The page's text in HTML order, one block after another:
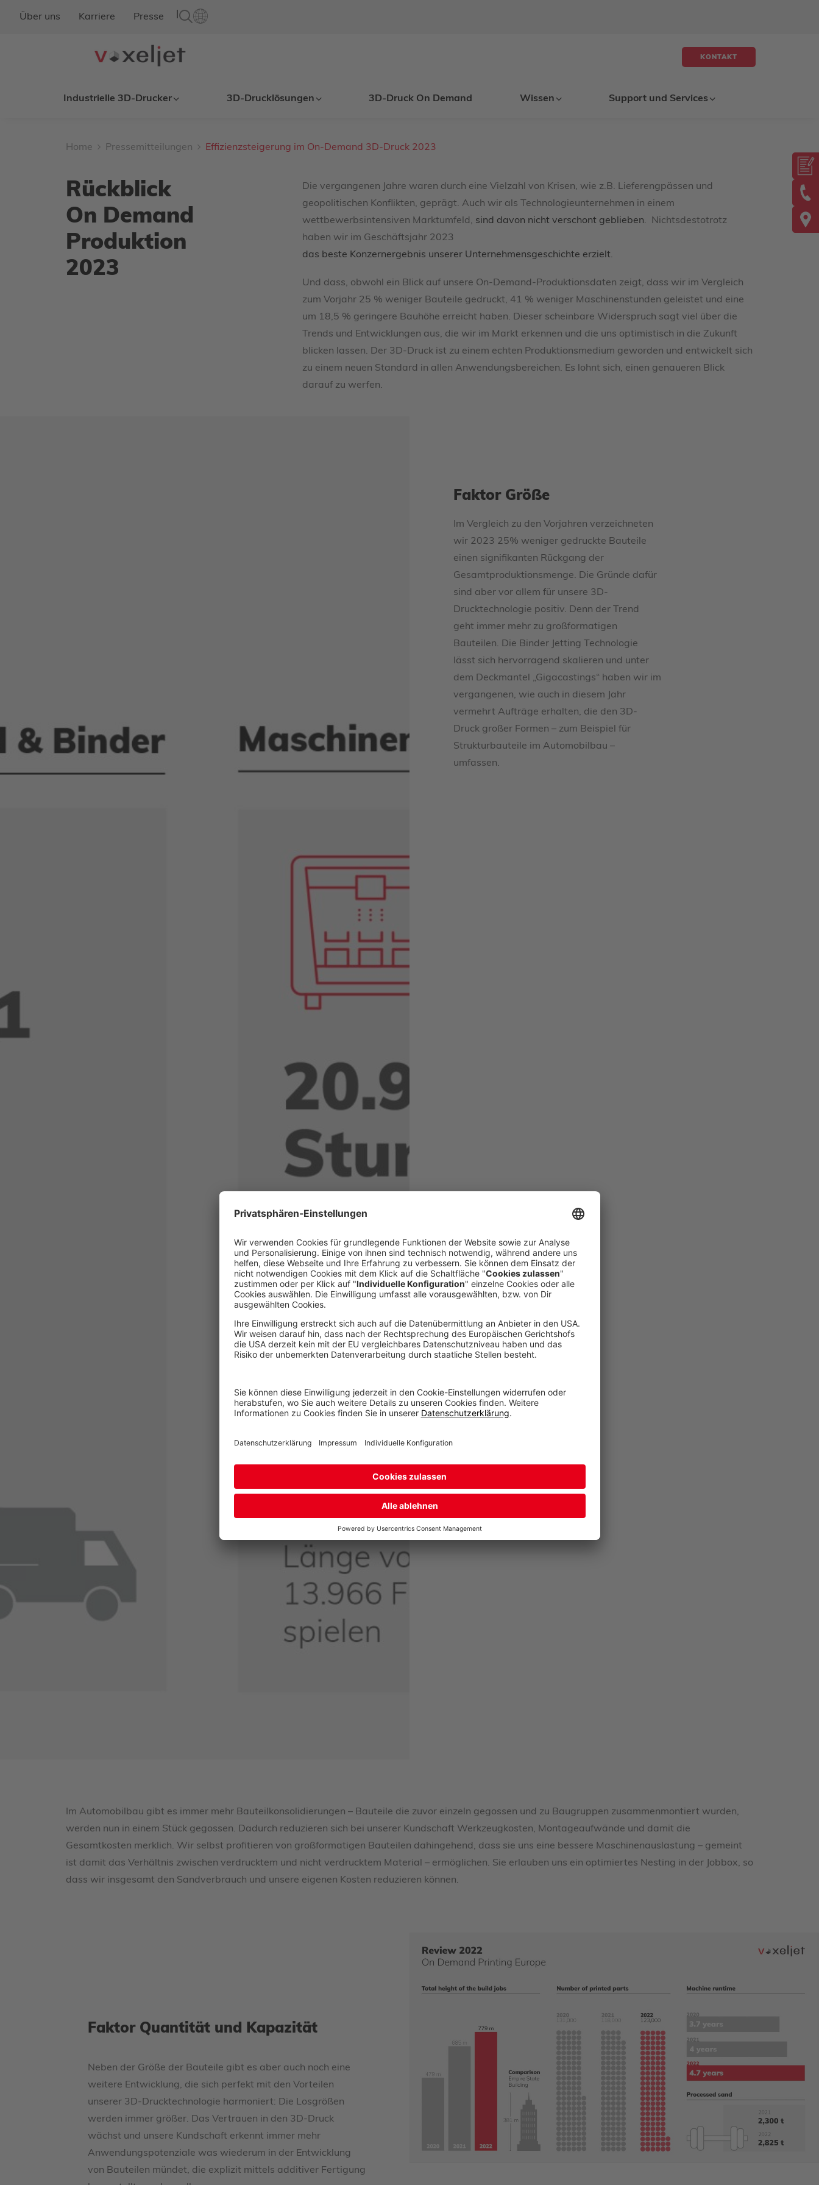
Über uns Karriere Presse
Industrielle 3D-Drucker 3D-Drucklösungen 3D-Druck On Demand Wissen Support und Services
KONTAKT
Home Pressemitteilungen Effizienzsteigerung im On-Demand 3D-Druck 2023
Rückblick
On Demand
Produktion
2023
Die vergangenen Jahre waren durch eine Vielzahl von Krisen, wie z.B. Lieferengpässen und
geopolitischen Konflikten, geprägt. Auch wir als Technologieunternehmen in einem
wettbewerbsintensiven Marktumfeld, sind davon nicht verschont geblieben. Nichtsdestotrotz
haben wir im Geschäftsjahr 2023
das beste Konzernergebnis unserer Unternehmensgeschichte erzielt.
Und dass, obwohl ein Blick auf unsere On-Demand-Produktionsdaten zeigt, dass wir im Vergleich
zum Vorjahr 25 % weniger Bauteile gedruckt, 41 % weniger Maschinenstunden geleistet und eine
um 18,5 % geringere Bauhöhe erreicht haben. Dieser scheinbare Widerspruch sagt viel über die
Trends und Entwicklungen aus, die wir im Markt erkennen und die uns optimistisch in die Zukunft
blicken lassen. Der 3D-Druck ist zu einem echten Produktionsmedium geworden und entwickelt sich
zu einem neuen Standard in allen Anwendungsbereichen. Es lohnt sich, einen genaueren Blick
darauf zu werfen.
Faktor Größe
Im Vergleich zu den Vorjahren verzeichneten
wir 2023 25% weniger gedruckte Bauteile
einen signifikanten Rückgang der
Gesamtproduktionsmenge. Die Gründe dafür
sind aber vor allem für unsere 3D-
Drucktechnologie positiv. Denn der Trend
geht immer mehr zu großformatigen
Bauteilen. Die Binder Jetting Technologie
lässt sich hervorragend skalieren und unter
dem Deckmantel „Gigacastings“ haben wir im
vergangenen, wie auch in diesem Jahr
vermehrt Aufträge erhalten, die den 3D-
Druck großer Formen – zum Beispiel für
Strukturbauteile im Automobilbau –
umfassen.
Im Automobilbau gibt es immer mehr Bauteilkonsolidierungen – Bauteile die zuvor einzeln gegossen und zu Baugruppen zusammenmontiert wurden,
werden nun in einem Stück gegossen. Dadurch reduzieren sich bei unserer Kundschaft Werkzeugkosten, Montageaufwände und damit die
Gesamtkosten merklich. Wir selbst profitieren von großformatigen Bauteilen dahingehend, dass sie uns eine bessere Maschinenauslastung – gemeint
ist damit das Verhältnis zwischen verdrucktem und nicht verdrucktem Material – ermöglichen. Sie erlauben uns ein optimiertes Nesting in der Jobbox, so
dass wir insgesamt den Sandverbrauch und unsere eigenen Kosten reduzieren können.
Faktor Quantität und Kapazität
Neben der Größe der Bauteile gibt es aber auch noch eine
weitere Entwicklung, die sich perfekt mit den Vorteilen
unserer 3D-Drucktechnologie harmoniert: Die Losgrößen
werden immer größer. Das Vertrauen in den 3D-Druck
wächst und unsere Kundschaft erkennt immer mehr
Anwendungspotenziale was wiederum in der Entwicklung
von Bauteilen mündet, die explizit mittels additiver Fertigung